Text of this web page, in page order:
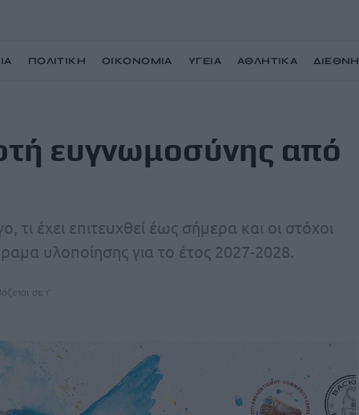
ΠΟΛΙΤΙΚΗ ΟΙΚΟΝΟΜΙΑ ΥΓΕΙΑ ΑΘΛΗΤΙΚΑ ΔΙΕΘΝΗ
τους «ΑΤΑΧΤΟΥΣ»
ευγνωμοσύνης από
έχει επιτευχθεί έως σήμερα και οι στόχοι
υλοποίησης για το έτος 2027-2028.
σε 1'